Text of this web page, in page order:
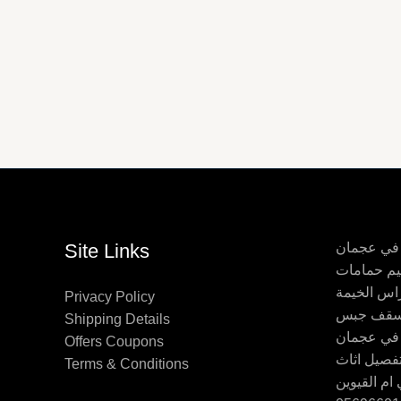
في عجمان
الخيمة
في عجمان
القيوين
Site Links
Privacy Policy
Shipping Details
Offers Coupons
Terms & Conditions